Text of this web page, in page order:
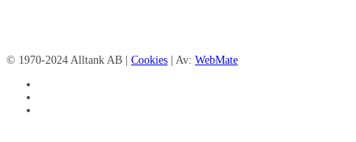
© 1970-2024 Alltank AB | Cookies | Av: WebMate